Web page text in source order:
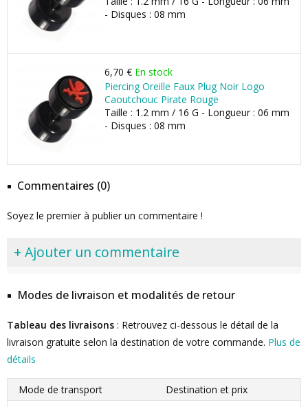
- Disques : 08 mm
6,70 € En stock
Piercing Oreille Faux Plug Noir Logo
Caoutchouc Pirate Rouge
Taille : 1.2 mm / 16 G - Longueur : 06 mm
- Disques : 08 mm
Commentaires (0)
Soyez le premier à publier un commentaire !
+ Ajouter un commentaire
Modes de livraison et modalités de retour
Tableau des livraisons : Retrouvez ci-dessous le détail de la
livraison gratuite selon la destination de votre commande. Plus de
détails
Mode de transport
Destination et prix